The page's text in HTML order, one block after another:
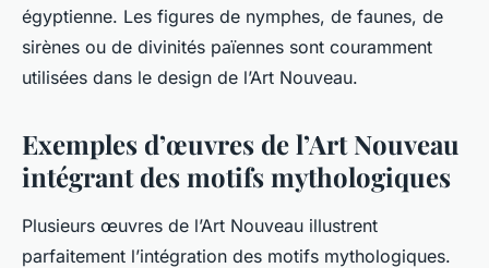
égyptienne. Les figures de nymphes, de faunes, de
sirènes ou de divinités païennes sont couramment
utilisées dans le design de l’Art Nouveau.
Exemples d’œuvres de l’Art Nouveau
intégrant des motifs mythologiques
Plusieurs œuvres de l’Art Nouveau illustrent
parfaitement l’intégration des motifs mythologiques.